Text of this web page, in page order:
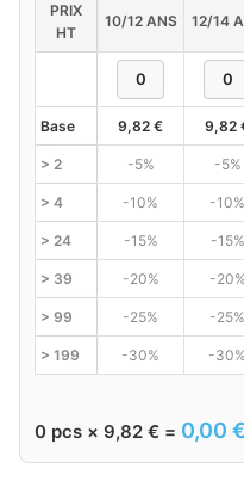
PRIX
HT
10/12 ANS 12/14
Base 9,82 € 9,82
> 2 -5% -5%
> 4 -10% -10%
> 24 -15% -15%
> 39 -20% -20%
> 99 -25% -25%
> 199 -30% -30%
0 pcs × 9,82 € = 0,00 €